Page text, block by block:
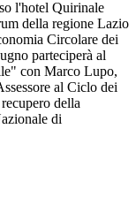
l'hotel Quirinale
della regione Lazio
Circolare dei
parteciperà al
con Marco Lupo,
al Ciclo dei
della
di